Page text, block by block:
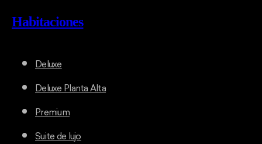
Habitaciones
Deluxe
Deluxe Planta Alta
Premium
Suite de lujo